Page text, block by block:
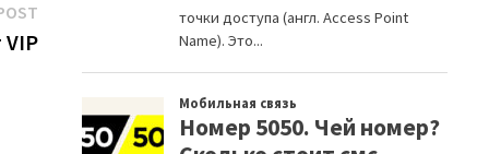
Next
post: